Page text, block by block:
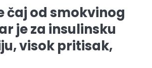
čaj od smokvinog
je za insulinsku
visok pritisak,